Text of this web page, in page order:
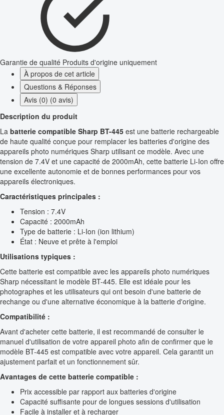
Garantie de qualité Produits d'origine uniquement
À propos de cet article
Questions & Réponses
Avis (0) (0 avis)
Description du produit
La batterie compatible Sharp BT-445 est une batterie rechargeable
de haute qualité conçue pour remplacer les batteries d'origine des
appareils photo numériques Sharp utilisant ce modèle. Avec une
tension de 7.4V et une capacité de 2000mAh, cette batterie Li-Ion offre
une excellente autonomie et de bonnes performances pour vos
appareils électroniques.
Caractéristiques principales :
Tension : 7.4V
Capacité : 2000mAh
Type de batterie : Li-Ion (ion lithium)
État : Neuve et prête à l'emploi
Utilisations typiques :
Cette batterie est compatible avec les appareils photo numériques
Sharp nécessitant le modèle BT-445. Elle est idéale pour les
photographes et les utilisateurs qui ont besoin d'une batterie de
rechange ou d'une alternative économique à la batterie d'origine.
Compatibilité :
Avant d'acheter cette batterie, il est recommandé de consulter le
manuel d'utilisation de votre appareil photo afin de confirmer que le
modèle BT-445 est compatible avec votre appareil. Cela garantit un
ajustement parfait et un fonctionnement sûr.
Avantages de cette batterie compatible :
Prix accessible par rapport aux batteries d'origine
Capacité suffisante pour de longues sessions d'utilisation
Facile à installer et à recharger